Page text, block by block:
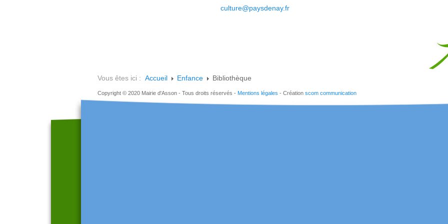
culture@paysdenay.fr
Vous êtes ici : Accueil Enfance Bibliothèque
Copyright © 2020 Mairie d'Asson - Tous droits réservés - Mentions légales - Création scom communication